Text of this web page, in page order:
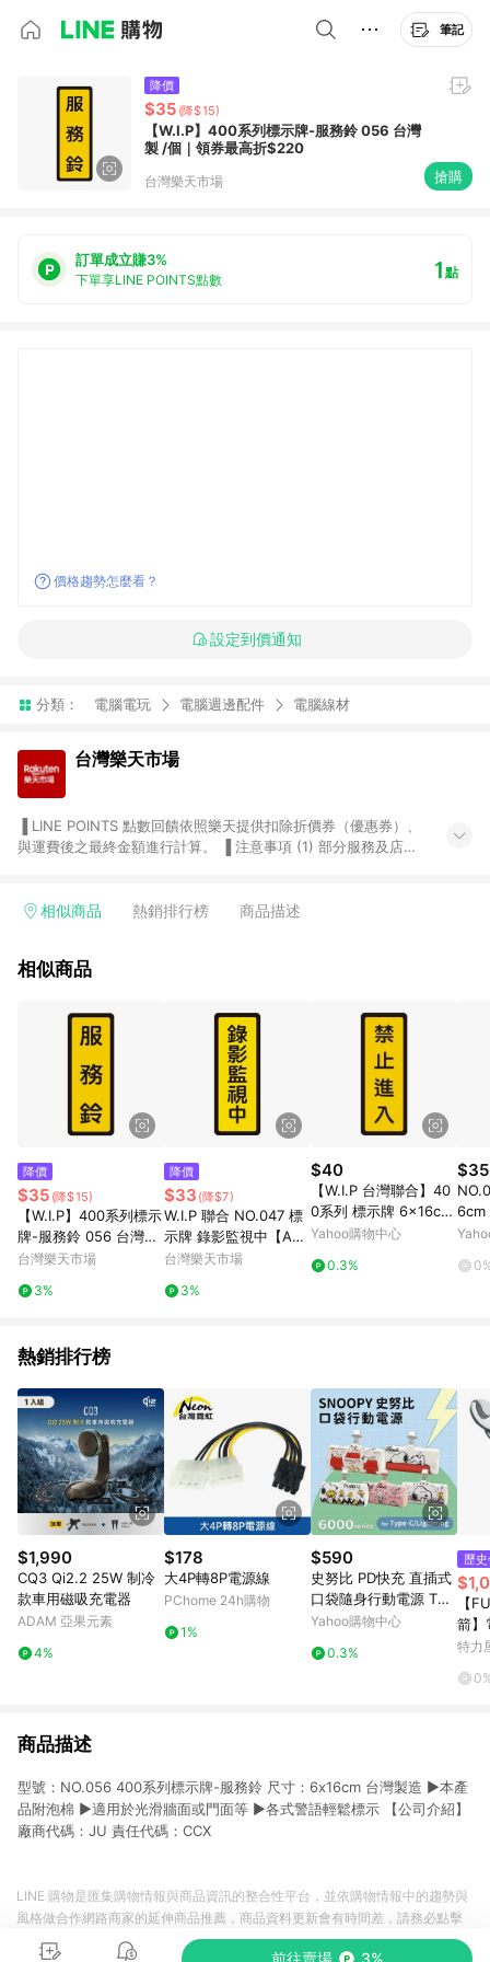
筆記
降價
$35 (降$15)
【W.I.P】400系列標示牌-服務鈴 056 台灣
製 /個｜領券最高折$220
台灣樂天市場 搶購
訂單成立賺3%
下單享LINE POINTS點數 1點
價格趨勢怎麼看？
設定到價通知
分類： 電腦電玩 電腦週邊配件 電腦線材
台灣樂天市場
與運費後之最終金額進行計算。 ▐ 注意事項 (1) 部分服務及店家
Smart mobile、神腦生活、JS巨盛、樂天KOBO電子書，請詳閱
台灣樂天市場，並在同一瀏覽器於24小時內結帳，才享有 LINE
市場 45 天內完成訂單出貨及結帳，則不符合贈點資格。 (4) 如
使用APP、或中途瀏覽比價網、回饋網、Google等其他網頁、或
由網頁版(電腦版/手機版網頁)切換為App都將會造成追蹤中斷而
無法進行 LINE POINTS 回饋。 (5) LINE 購物為購物資訊整合性
平台，商品資料更新會有時間差，如顯示之商品規格、顏色、價
位、贈品與台灣樂天市場銷售網頁不符，以銷售網頁標示為準。
(6) 導購訂單已逾 365 天，根據台灣樂天回饋規定，逾期訂單將
點數回饋或點數回饋有爭議，台灣樂天市場保有更改條款與法律
追訴之權利，活動詳情以樂天市場網站公告為準。
相似商品 熱銷排行榜 商品描述
相似商品
降價
$35 (降$15)
【W.I.P】400系列標示
牌-服務鈴 056 台灣製
/個｜領券最高折$220
台灣樂天市場
3%
降價
$33 (降$7)
W.I.P 聯合 NO.047 標
示牌 錄影監視中【APP
滿額下單10%點數(單一
1止
台灣樂天市場
3%
$40
【W.I.P 台灣聯合】40
0系列 標示牌 6x16cm
禁止進入 /個 NO.053
Yahoo購物中心
0.3%
$35
6cm
牌/
熱銷排行榜
$1,990
CQ3 Qi2.2 25W 制冷
款車用磁吸充電器
ADAM 亞果元素
4%
$178
大4P轉8P電源線
PChome 24h購物
1%
$590
史努比 PD快充 直插式
口袋隨身行動電源 TYP
E-C/Lightning 6000s
Yahoo購物中心
0.3%
歷
【
箭】
0平
特力
商品描述
型號：NO.056 400系列標示牌-服務鈴 尺寸：6x16cm 台灣製造 ▶本產
品附泡棉 ▶適用於光滑牆面或門面等 ▶各式警語輕鬆標示 【公司介紹】
廠商代碼：JU 責任代碼：CCX
前往賣場 3%
LINE 購物是匯集購物情報與商品資訊的整合性平台，並依購物情報中的趨勢與
風格做合作網路商家的延伸商品推薦，商品資料更新會有時間差，請務必點擊
商品至各合作網路商家，確認現售價與購物條件，一切資訊以合作廠商網頁為